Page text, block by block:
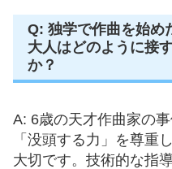
Q: 独学で作曲を始め
大人はどのように接
か？
A: 6歳の天才作曲家の
「没頭する力」を尊重
大切です。技術的な指